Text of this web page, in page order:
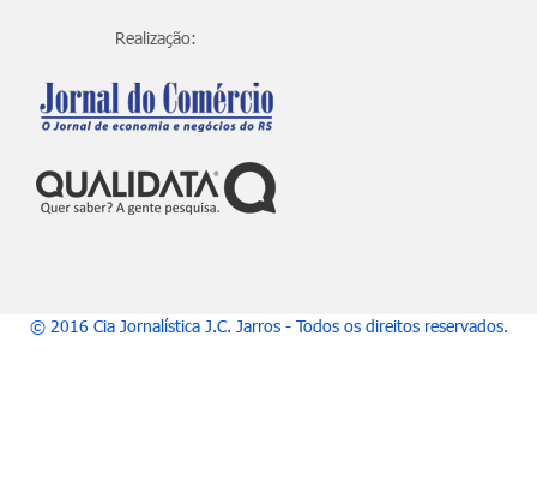
Realização:
© 2016 Cia Jornalística J.C. Jarros - Todos os direitos reservados.